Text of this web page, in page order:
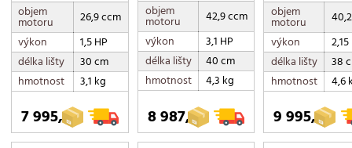
objem
motoru
26,9 ccm
výkon
1,5 HP
délka lišty
30 cm
hmotnost
3,1 kg
7 995,-
objem
motoru
42,9 ccm
výkon
3,1 HP
délka lišty
40 cm
hmotnost
4,3 kg
8 987,-
objem
motoru
výkon
délka lišty
38
hmotnost
4,6
9 995,-